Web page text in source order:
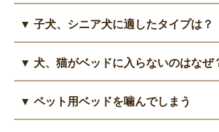
替えることをお勧めします。
うことで汚れたり、マットもへたって体を支
ペットの大きさや季節、好みに合わせて選び
ベッドはペットの体に直接触れるので、洗濯
いです。丸洗いできなくても、カバーやクッ
洗えるものを選びましょう。
▼ 子犬、シニア犬に適したタイプは？
ッドを選びましょう。
ベッド選びは若いころより重要になります。
寝返りも打たず同じ姿勢でいると床ずれがで
▼ 犬、猫がベッドに入らないのはなぜ
てもらうため、お気に入りのおもちゃや飼い
▼ ペット用ベッドを噛んでしまう